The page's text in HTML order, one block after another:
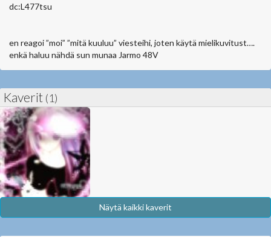
dc:L477tsu
en reagoi ”moi” ”mitä kuuluu” viesteihi, joten käytä mielikuvitust….
enkä haluu nähdä sun munaa Jarmo 48V
Kaverit (1)
Näytä kaikki kaverit